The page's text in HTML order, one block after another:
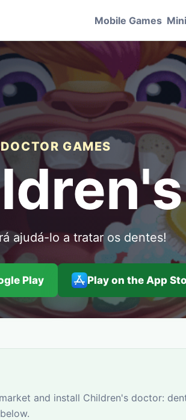
Mobile Games
GAMES
ajudá-lo a tratar os dentes!
Play Play on the App
and install Сhildren's doctor: